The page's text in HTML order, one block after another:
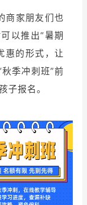
商家朋友们也
以推出“暑期
惠的形式，让
季冲刺班”前
子报名。